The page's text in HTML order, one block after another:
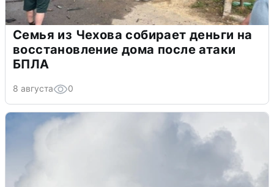
Семья из Чехова собирает деньги на
восстановление дома после атаки
БПЛА
8 августа 0